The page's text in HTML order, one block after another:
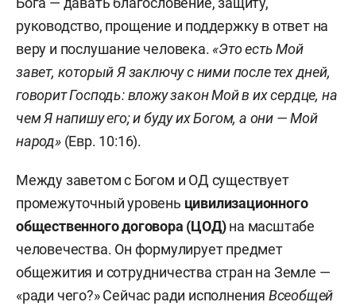
руководство, прощение и поддержку в ответ на
веру и послушание человека. «Это есть Мой
завет, который Я заключу с ними после тех дней,
говорит Господь: вложу закон Мой в их сердце, на
чем Я напишу его; и буду их Богом, а они — Мой
народ» (Евр. 10:16).
Между заветом с Богом и ОД существует
промежуточный уровень цивилизационного
общественного договора (ЦОД)на масштабе
человечества. Он формулирует предмет
общежития и сотрудничества стран на Земле —
«ради чего?» Сейчас ради исполнения Всеобщей